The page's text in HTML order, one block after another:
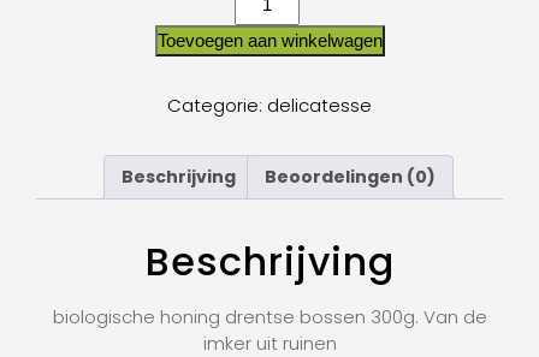
Toevoegen aan winkelwagen
Categorie: delicatesse
Beschrijving Beoordelingen (0)
Beschrijving
biologische honing drentse bossen 300g. Van de
imker uit ruinen